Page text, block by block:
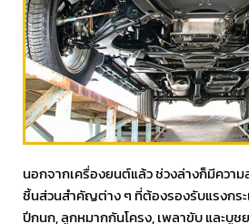
นอกจากเครื่องยนต์แล้ว ช่วงล่างก็มีควา
ชิ้นส่วนสำคัญต่าง ๆ ที่ต้องรองรับแรงกร
ปีกนก, ลูกหมากกันโครง, เพลาขับ และบู